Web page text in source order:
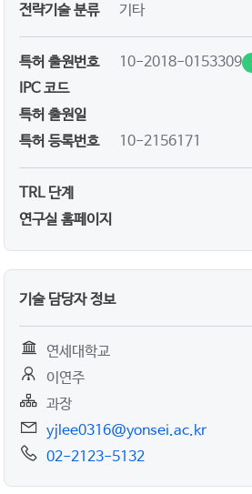
전략기술 분류
기타
특허 출원번호 10-2018-0153309
IPC 코드
특허 출원일
특허 등록번호
10-2156171
TRL 단계
연구실 홈페이지
기술 담당자 정보
연세대학교
이연주
과장
yjlee0316@yonsei.ac.kr
02-2123-5132